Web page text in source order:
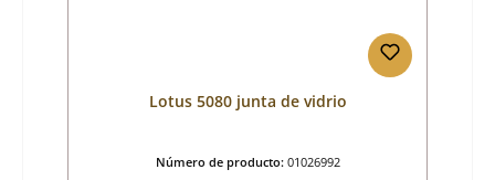
Lotus 5080 junta de vidrio
Número de producto: 01026992